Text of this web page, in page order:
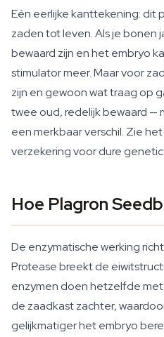
Eén eerlijke kanttekening: dit
zaden tot leven. Als je bonen
bewaard zijn en het embryo
stimulator meer. Maar voor
zijn en gewoon wat traag op
twee oud, redelijk bewaard —
een merkbaar verschil. Zie
verzekering voor dure
Hoe Plagron
De enzymatische werking
Protease breekt de
enzymen doen hetzelfde met
de zaadkast zachter,
gelijkmatiger het embryo